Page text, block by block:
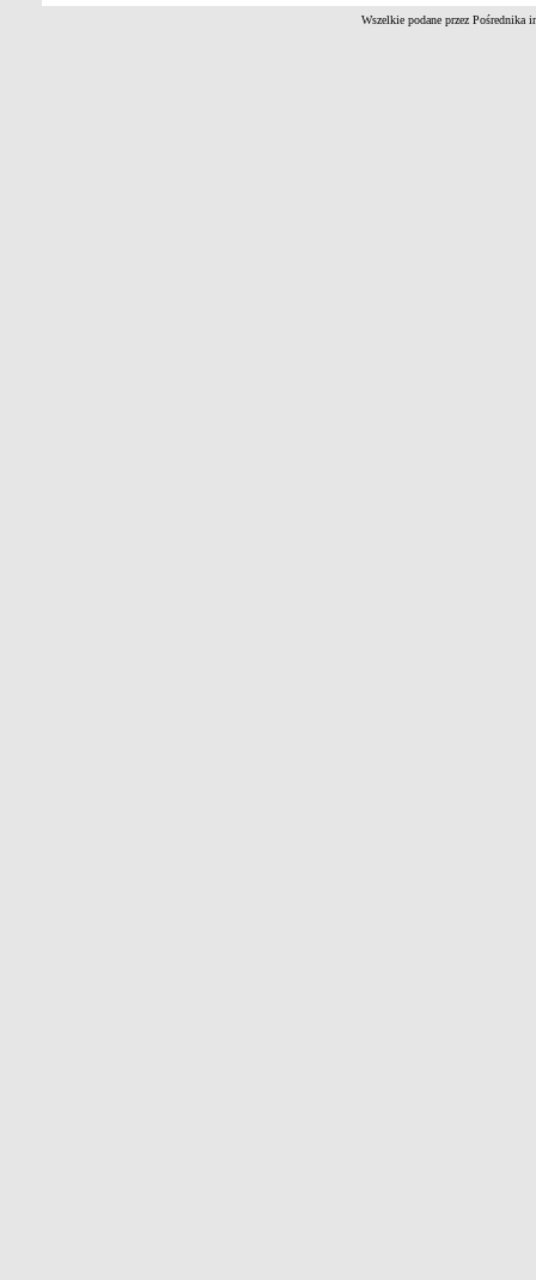
Wszelkie podane przez